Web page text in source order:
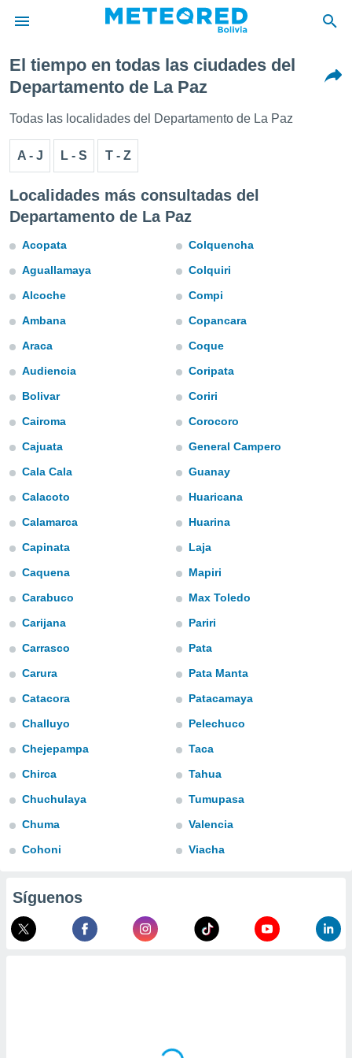
de
ha
por
para
la
calidad.
a este
y
forma
digital
basada
permite
contenido
coste.
botón
la
ya sean
nuestros
en
perfil
más
y
disponible
ACEPTAR
CONFIGURACIÓN
El tiempo en todas las ciudades del
Departamento de La Paz
Todas las localidades del Departamento de La Paz
A - J L - S T - Z
Localidades más consultadas del
Departamento de La Paz
Acopata
Aguallamaya
Alcoche
Ambana
Araca
Audiencia
Bolivar
Cairoma
Cajuata
Cala Cala
Calacoto
Calamarca
Capinata
Caquena
Carabuco
Carijana
Carrasco
Carura
Catacora
Challuyo
Chejepampa
Chirca
Chuchulaya
Chuma
Cohoni
Colquencha
Colquiri
Compi
Copancara
Coque
Coripata
Coriri
Corocoro
General Campero
Guanay
Huaricana
Huarina
Laja
Mapiri
Max Toledo
Pariri
Pata
Pata Manta
Patacamaya
Pelechuco
Taca
Tahua
Tumupasa
Valencia
Viacha
Síguenos